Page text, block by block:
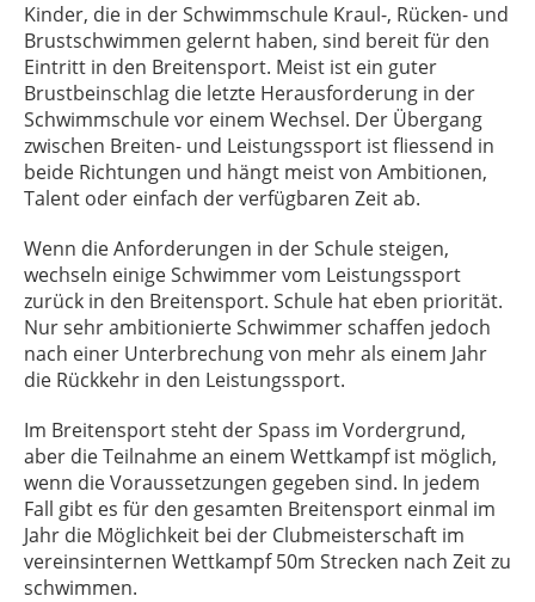
Kinder, die in der Schwimmschule Kraul-, Rücken- und
Brustschwimmen gelernt haben, sind bereit für den
Eintritt in den Breitensport. Meist ist ein guter
Brustbeinschlag die letzte Herausforderung in der
Schwimmschule vor einem Wechsel. Der Übergang
zwischen Breiten- und Leistungssport ist fliessend in
beide Richtungen und hängt meist von Ambitionen,
Talent oder einfach der verfügbaren Zeit ab.
Wenn die Anforderungen in der Schule steigen,
wechseln einige Schwimmer vom Leistungssport
zurück in den Breitensport. Schule hat eben priorität.
Nur sehr ambitionierte Schwimmer schaffen jedoch
nach einer Unterbrechung von mehr als einem Jahr
die Rückkehr in den Leistungssport.
Im Breitensport steht der Spass im Vordergrund,
aber die Teilnahme an einem Wettkampf ist möglich,
wenn die Voraussetzungen gegeben sind. In jedem
Fall gibt es für den gesamten Breitensport einmal im
Jahr die Möglichkeit bei der Clubmeisterschaft im
vereinsinternen Wettkampf 50m Strecken nach Zeit zu
schwimmen.